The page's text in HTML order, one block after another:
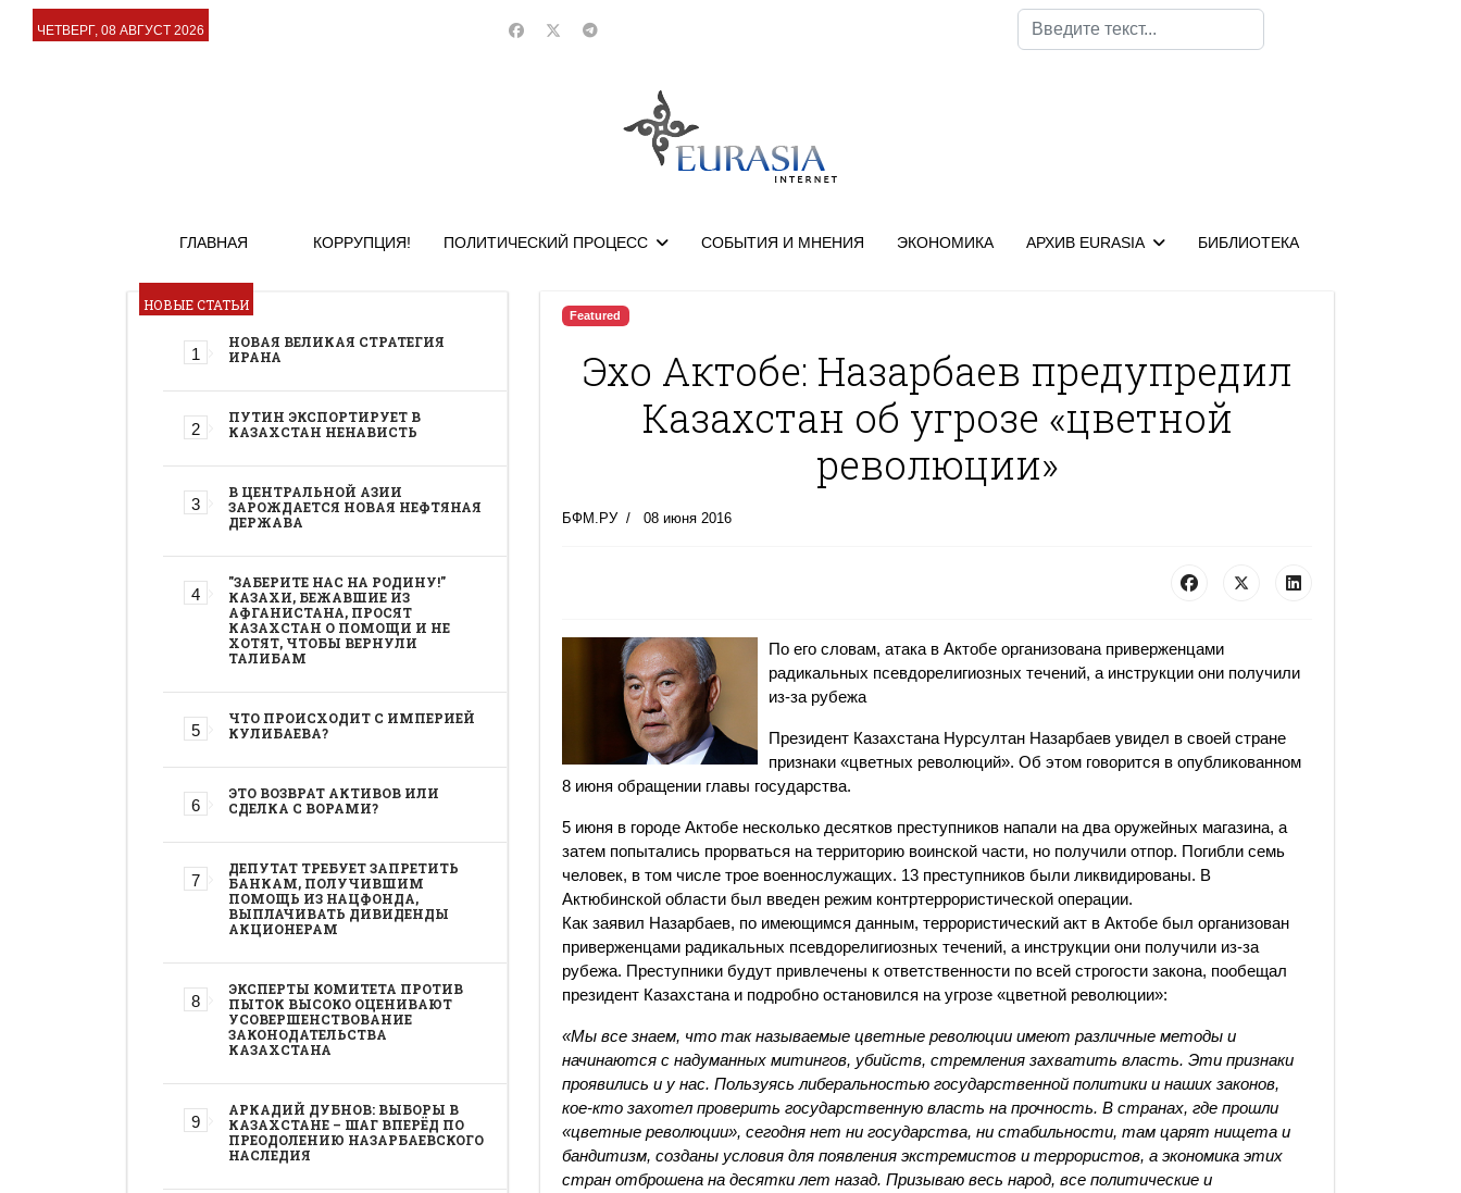
ЧЕТВЕРГ, 08 АВГУСТ 2026
Поиск
ГЛАВНАЯ КОРРУПЦИЯ! ПОЛИТИЧЕСКИЙ ПРОЦЕСС СОБЫТИЯ И МНЕНИЯ ЭКОНОМИКА АРХИВ EURASIA БИБЛИОТЕКА
НОВЫЕ СТАТЬИ
НОВАЯ ВЕЛИКАЯ СТРАТЕГИЯ
ИРАНА
ПУТИН ЭКСПОРТИРУЕТ В
КАЗАХСТАН НЕНАВИСТЬ
В ЦЕНТРАЛЬНОЙ АЗИИ
ЗАРОЖДАЕТСЯ НОВАЯ НЕФТЯНАЯ
ДЕРЖАВА
"ЗАБЕРИТЕ НАС НА РОДИНУ!"
КАЗАХИ, БЕЖАВШИЕ ИЗ
АФГАНИСТАНА, ПРОСЯТ
КАЗАХСТАН О ПОМОЩИ И НЕ
ХОТЯТ, ЧТОБЫ ВЕРНУЛИ
ТАЛИБАМ
ЧТО ПРОИСХОДИТ С ИМПЕРИЕЙ
КУЛИБАЕВА?
ЭТО ВОЗВРАТ АКТИВОВ ИЛИ
СДЕЛКА С ВОРАМИ?
ДЕПУТАТ ТРЕБУЕТ ЗАПРЕТИТЬ
БАНКАМ, ПОЛУЧИВШИМ
ПОМОЩЬ ИЗ НАЦФОНДА,
ВЫПЛАЧИВАТЬ ДИВИДЕНДЫ
АКЦИОНЕРАМ
ЭКСПЕРТЫ КОМИТЕТА ПРОТИВ
ПЫТОК ВЫСОКО ОЦЕНИВАЮТ
УСОВЕРШЕНСТВОВАНИЕ
ЗАКОНОДАТЕЛЬСТВА
КАЗАХСТАНА
АРКАДИЙ ДУБНОВ: ВЫБОРЫ В
КАЗАХСТАНЕ – ШАГ ВПЕРЁД ПО
ПРЕОДОЛЕНИЮ НАЗАРБАЕВСКОГО
НАСЛЕДИЯ
Featured
Эхо Актобе: Назарбаев предупредил
Казахстан об угрозе «цветной
революции»
БФМ.РУ 08 июня 2016
По его словам, атака в Актобе организована приверженцами
радикальных псевдорелигиозных течений, а инструкции они получили
из-за рубежа
Президент Казахстана Нурсултан Назарбаев увидел в своей стране
признаки «цветных революций». Об этом говорится в опубликованном
8 июня обращении главы государства.
5 июня в городе Актобе несколько десятков преступников напали на два оружейных магазина, а
затем попытались прорваться на территорию воинской части, но получили отпор. Погибли семь
человек, в том числе трое военнослужащих. 13 преступников были ликвидированы. В
Актюбинской области был введен режим контртеррористической операции.
Как заявил Назарбаев, по имеющимся данным, террористический акт в Актобе был организован
приверженцами радикальных псевдорелигиозных течений, а инструкции они получили из-за
рубежа. Преступники будут привлечены к ответственности по всей строгости закона, пообещал
президент Казахстана и подробно остановился на угрозе «цветной революции»:
«Мы все знаем, что так называемые цветные революции имеют различные методы и
начинаются с надуманных митингов, убийств, стремления захватить власть. Эти признаки
проявились и у нас. Пользуясь либеральностью государственной политики и наших законов,
кое-кто захотел проверить государственную власть на прочность. В странах, где прошли
«цветные революции», сегодня нет ни государства, ни стабильности, там царят нищета и
бандитизм, созданы условия для появления экстремистов и террористов, а экономика этих
стран отброшена на десятки лет назад. Призываю весь народ, все политические и